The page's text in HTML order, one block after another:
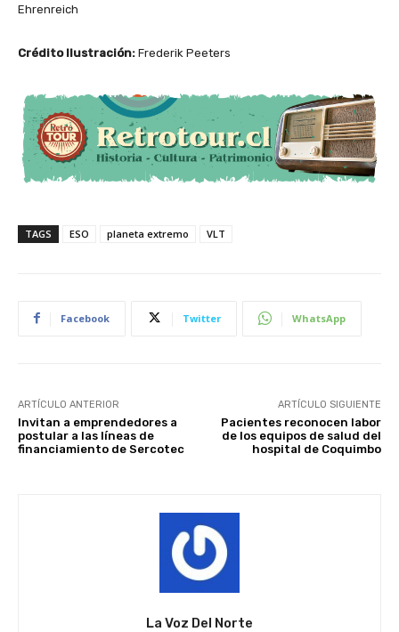
Ehrenreich
Crédito Ilustración: Frederik Peeters
TAGS ESO planeta extremo VLT
Facebook Twitter WhatsApp
ARTÍCULO ANTERIOR
Invitan a emprendedores a
postular a las líneas de
financiamiento de Sercotec
ARTÍCULO SIGUIENTE
Pacientes reconocen labor
de los equipos de salud del
hospital de Coquimbo
La Voz Del Norte